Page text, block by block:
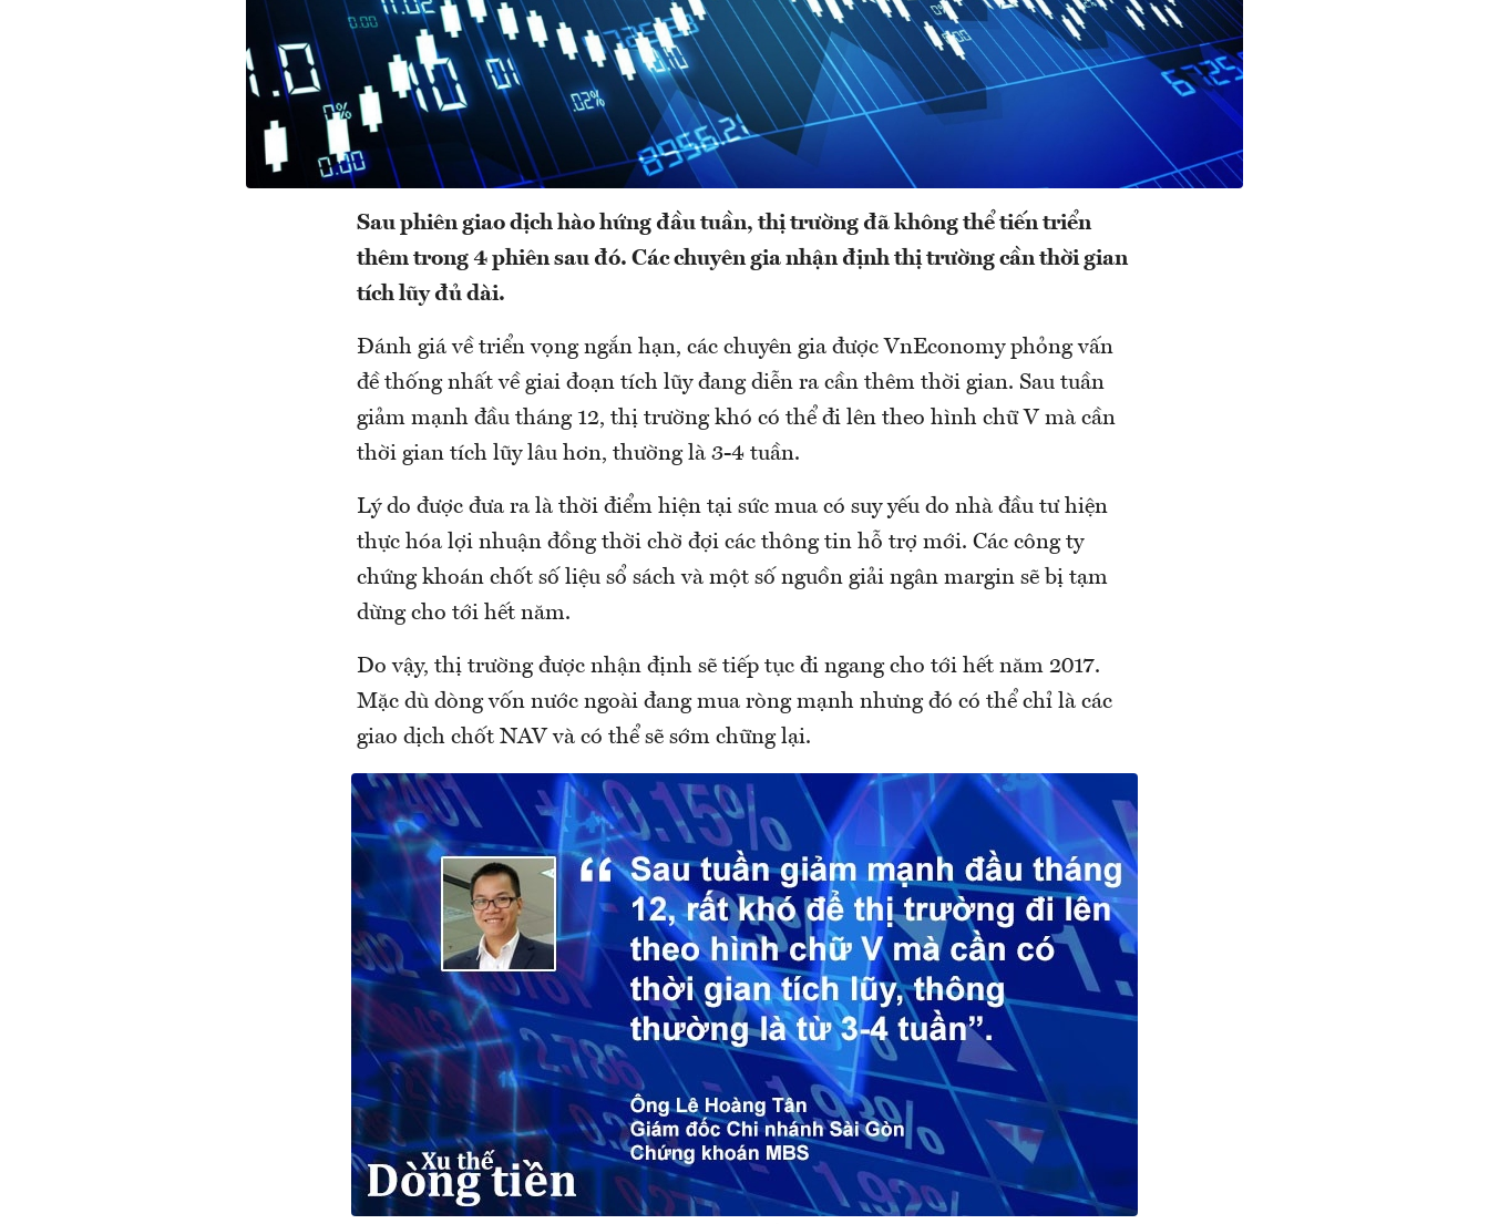
Sau phiên giao dịch hào hứng đầu tuần, thị trường đã không thể tiến triển
thêm trong 4 phiên sau đó. Các chuyên gia nhận định thị trường cần thời gian
tích lũy đủ dài.
Đánh giá về triển vọng ngắn hạn, các chuyên gia được VnEconomy phỏng vấn
đề thống nhất về giai đoạn tích lũy đang diễn ra cần thêm thời gian. Sau tuần
giảm mạnh đầu tháng 12, thị trường khó có thể đi lên theo hình chữ V mà cần
thời gian tích lũy lâu hơn, thường là 3-4 tuần.
Lý do được đưa ra là thời điểm hiện tại sức mua có suy yếu do nhà đầu tư hiện
thực hóa lợi nhuận đồng thời chờ đợi các thông tin hỗ trợ mới. Các công ty
chứng khoán chốt số liệu sổ sách và một số nguồn giải ngân margin sẽ bị tạm
dừng cho tới hết năm.
Do vậy, thị trường được nhận định sẽ tiếp tục đi ngang cho tới hết năm 2017.
Mặc dù dòng vốn nước ngoài đang mua ròng mạnh nhưng đó có thể chỉ là các
giao dịch chốt NAV và có thể sẽ sớm chững lại.